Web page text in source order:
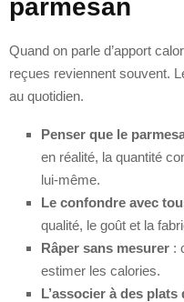
parmesan
Quand on parle d’apport
reçues reviennent souvent.
au quotidien.
Penser que le
en réalité, la quantité
lui-même.
Le confondre avec
qualité, le goût et la
Râper sans mesurer :
estimer les calories.
L’associer à des